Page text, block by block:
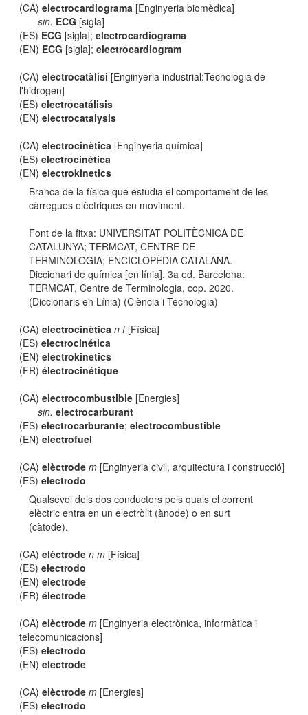
(CA)electrocardiograma [Enginyeria biomèdica]
sin. ECG [sigla]
(ES) ECG [sigla];electrocardiograma
(EN) ECG [sigla];electrocardiogram
(CA)electrocatàlisi [Enginyeria industrial:Tecnologia de
l'hidrogen]
(ES)electrocatálisis
(EN)electrocatalysis
(CA)electrocinètica [Enginyeria química]
(ES)electrocinética
(EN)electrokinetics
Branca de la física que estudia el comportament de les
càrregues elèctriques en moviment.
Font de la fitxa: UNIVERSITAT POLITÈCNICA DE
CATALUNYA; TERMCAT, CENTRE DE
TERMINOLOGIA; ENCICLOPÈDIA CATALANA.
Diccionari de química [en línia]. 3a ed. Barcelona:
TERMCAT, Centre de Terminologia, cop. 2020.
(Diccionaris en Línia) (Ciència i Tecnologia)
(CA)electrocinètica n f[Física]
(ES)electrocinética
(EN)electrokinetics
(FR)électrocinétique
(CA)electrocombustible [Energies]
sin. electrocarburant
(ES)electrocarburante;electrocombustible
(EN)electrofuel
(CA)elèctrode m [Enginyeria civil, arquitectura i construcció]
(ES)electrodo
Qualsevol dels dos conductors pels quals el corrent
elèctric entra en un electròlit (ànode) o en surt
(càtode).
(CA)elèctrode n m [Física]
(ES)electrodo
(EN)electrode
(FR)électrode
(CA)elèctrode m [Enginyeria electrònica, informàtica i
telecomunicacions]
(ES)electrodo
(EN)electrode
(CA)elèctrode m [Energies]
(ES)electrodo